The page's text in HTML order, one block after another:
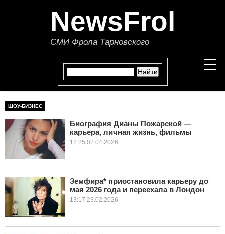
NewsFrol
СМИ Фрола Тарновского
СТАТЬИ
ЭКОНОМИКА
В МИРЕ
ШОУ-БИЗНЕС
Биография Дианы Пожарской —
карьера, личная жизнь, фильмы
12:25 02.04.2026
Земфира* приостановила карьеру до
мая 2026 года и переехала в Лондон
13:17 23.02.2026